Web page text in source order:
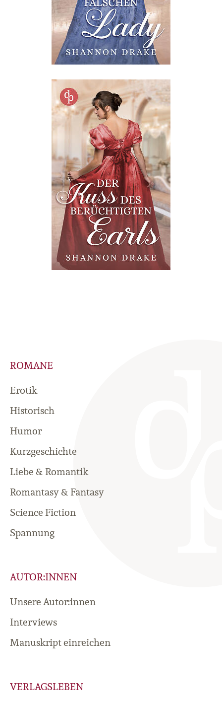
ROMANE
Erotik
Historisch
Humor
Kurzgeschichte
Liebe & Romantik
Romantasy & Fantasy
Science Fiction
Spannung
AUTOR:INNEN
Unsere Autor:innen
Interviews
Manuskript einreichen
VERLAGSLEBEN